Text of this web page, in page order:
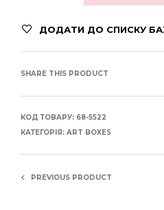
ДОДАТИ ДО СПИСКУ
SHARE THIS PRODUCT
КОД ТОВАРУ: 68-5522
КАТЕГОРІЯ: ART BOXES
PREVIOUS PRODUCT